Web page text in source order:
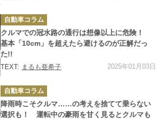
カ
テ
ゴ
リ
ー
自動車コラム
クルマでの冠水路の通行は想像以上に危険！
基本「10cm」を超えたら避けるのが正解だっ
た!!
TEXT: まるも亜希子 2025年01月03日
カ
テ
ゴ
リ
ー
自動車コラム
降雨時こそクルマ……の考えを捨てて乗らない
選択も！ 運転中の豪雨を甘く見るとクルマも